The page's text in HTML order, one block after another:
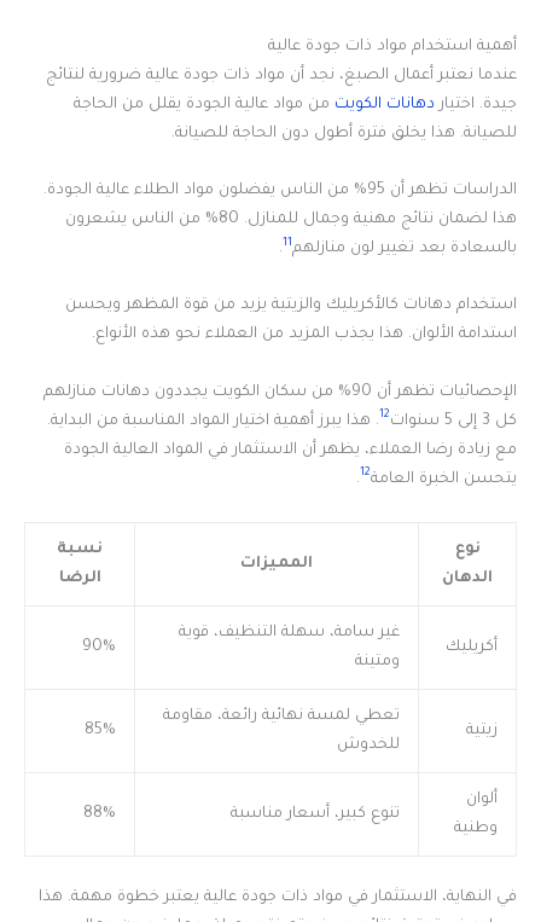
أهمية استخدام مواد ذات جودة عالية
عندما نعتبر أعمال الصبغ، نجد أن مواد ذات جودة عالية ضرورية لنتائج
جيدة. اختيار دهانات الكويت من مواد عالية الجودة يقلل من الحاجة
للصيانة. هذا يخلق فترة أطول دون الحاجة للصيانة.
الدراسات تظهر أن 95% من الناس يفضلون مواد الطلاء عالية الجودة.
هذا لضمان نتائج مهنية وجمال للمنازل. 80% من الناس يشعرون
بالسعادة بعد تغيير لون منازلهم11
.
استخدام دهانات كالأكريليك والزيتية يزيد من قوة المظهر ويحسن
استدامة الألوان. هذا يجذب المزيد من العملاء نحو هذه الأنواع.
الإحصائيات تظهر أن 90% من سكان الكويت يجددون دهانات منازلهم
كل 3 إلى 5 سنوات
12. هذا يبرز أهمية اختيار المواد المناسبة من البداية.
مع زيادة رضا العملاء، يظهر أن الاستثمار في المواد العالية الجودة
يتحسن الخبرة العامة12
.
نوع
الدهان
المميزات
نسبة
الرضا
أكريليك
غير سامة، سهلة التنظيف، قوية
ومتينة
90%
زيتية
تعطي لمسة نهائية رائعة، مقاومة
للخدوش
85%
ألوان
وطنية
تنوع كبير، أسعار مناسبة 88%
في النهاية، الاستثمار في مواد ذات جودة عالية يعتبر خطوة مهمة. هذا